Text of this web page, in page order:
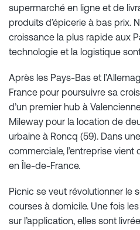
supermarché en ligne et de
produits d’épicerie à bas prix.
croissance la plus rapide aux
technologie et la logistique
Après les Pays-Bas et
France pour poursuivre sa
d’un premier hub à
Mileway pour la location de
urbaine à Roncq (59). Dans
commerciale, l’entreprise
en Île-de-France.
Picnic se veut révolutionner le
courses à domicile. Une fois
sur l’application, elles sont